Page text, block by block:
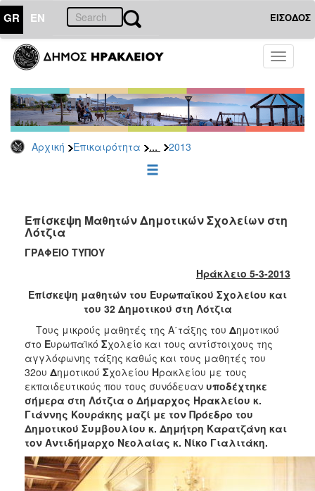
GR EN ΕΙΣΟΔΟΣ
Toggle
Αρχική Επικαιρότητα ... 2013
ΕΠΙΚΑΙΡΟΤΗΤΑ
Τύπου
Αρχείο
2026
2025
2022
2021
2020
2018
2016
2015
2013
2012
2011
2010
2006
Επίσκεψη Μαθητών Δημοτικών Σχολείων στη
Λότζια
ΓΡΑΦΕΙΟ ΤΥΠΟΥ
Ηράκλειο 5-3-2013
Επίσκεψη μαθητών του Ευρωπαϊκού Σχολείου και
του 32 Δημοτικού στη Λότζια
Τους μικρούς μαθητές της Α΄τάξης του Δημοτικού
στο Ευρωπαϊκό Σχολείο και τους αντίστοιχους της
αγγλόφωνης τάξης καθώς και τους μαθητές του
32ου Δημοτικού Σχολείου Ηρακλείου με τους
εκπαιδευτικούς που τους συνόδευαν υποδέχτηκε
σήμερα στη Λότζια ο Δήμαρχος Ηρακλείου κ.
Γιάννης Κουράκης μαζί με τον Πρόεδρο του
Δημοτικού Συμβουλίου κ. Δημήτρη Καρατζάνη και
τον Αντιδήμαρχο Νεολαίας κ. Νίκο Γιαλιτάκη.